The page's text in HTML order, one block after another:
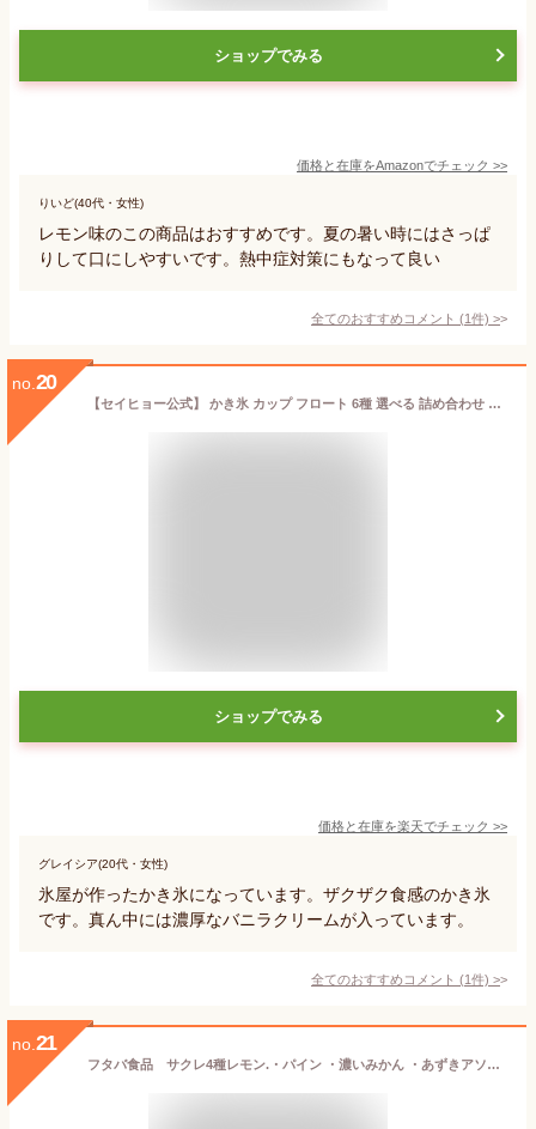
ショップでみる
価格と在庫をAmazonでチェック >>
りいど(40代・女性)
レモン味のこの商品はおすすめです。夏の暑い時にはさっぱ
りして口にしやすいです。熱中症対策にもなって良い
全てのおすすめコメント (1件) >
no. 20
【セイヒョー公式】 かき氷 カップ フロート 6種 選べる 詰め合わせ セット 氷菓 新潟 送料無料 いちごフロート コーヒーフロート 練乳がけいちご 練乳がけレモン 宇治金時 練乳金時 差し入れ
ショップでみる
価格と在庫を楽天でチェック >>
グレイシア(20代・女性)
氷屋が作ったかき氷になっています。ザクザク食感のかき氷
です。真ん中には濃厚なバニラクリームが入っています。
全てのおすすめコメント (1件) >
no. 21
フタバ食品 サクレ4種レモン.・パイン ・濃いみかん ・あずきアソートセット 200ml4種×5個 計20個入 氷菓 かき氷 アイス 送料無料（北海道・九州は除く沖縄・離島発送不可）